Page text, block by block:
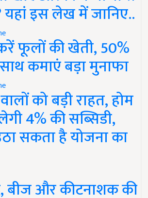
इस लेख में जानिए..
फूलों की खेती, 50%
कमाएं बड़ा मुनाफा
को बड़ी राहत, होम
4% की सब्सिडी,
सकता है योजना का
बीज और कीटनाशक की